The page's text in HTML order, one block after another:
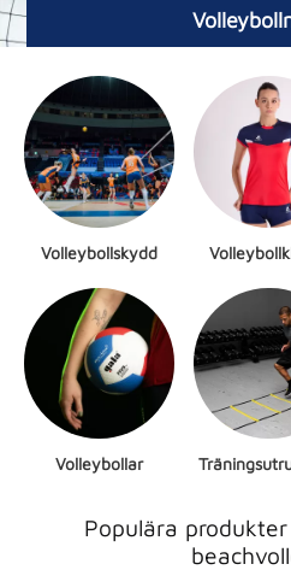
Volleybollskydd
Volleybollar
Populära